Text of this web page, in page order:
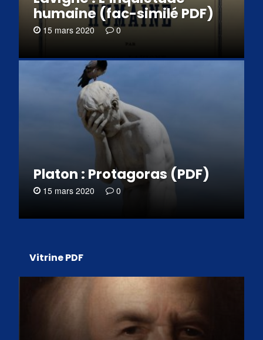
humaine (fac-similé PDF)
15 mars 2020 0
Platon : Protagoras (PDF)
15 mars 2020 0
Vitrine PDF